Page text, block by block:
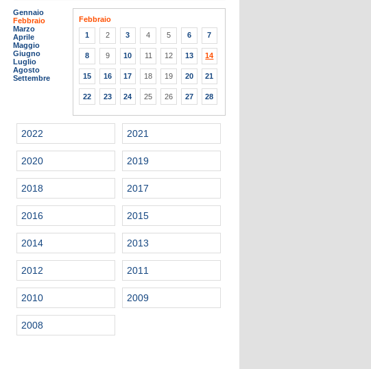
Gennaio
Febbraio
Marzo
Aprile
Maggio
Giugno
Luglio
Agosto
Settembre
Febbraio
1
2 3 4 5 6 7
8 9 10 11 12 13 14
15 16 17 18 19 20 21
22 23 24 25 26 27 28
2022 2021
2020 2019
2018 2017
2016 2015
2014 2013
2012 2011
2010 2009
2008